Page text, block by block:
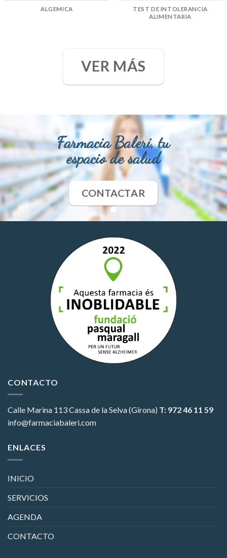
ALGEMICA
TEST DE INTOLERANCIA
ALIMENTARIA
VER MÁS
Farmacia Baleri, tu
espacio de salud
CONTACTAR
CONTACTO
Calle Marina 113Cassa de la Selva (Girona) T: 972 46 11 59
info@farmaciabaleri.com
ENLACES
INICIO
SERVICIOS
AGENDA
CONTACTO